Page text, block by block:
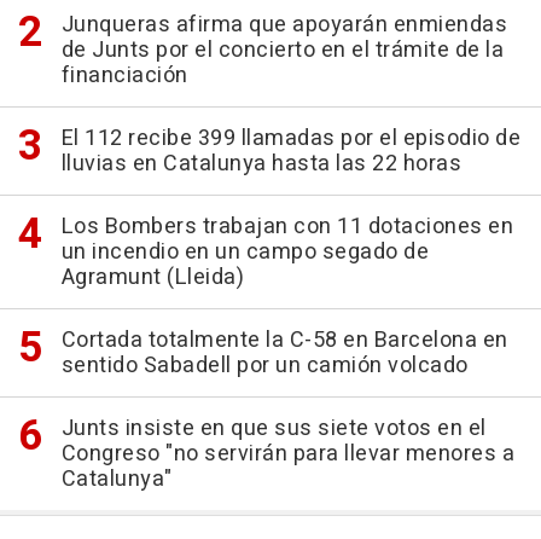
Junqueras afirma que apoyarán enmiendas
de Junts por el concierto en el trámite de la
financiación
El 112 recibe 399 llamadas por el episodio de
lluvias en Catalunya hasta las 22 horas
Los Bombers trabajan con 11 dotaciones en
un incendio en un campo segado de
Agramunt (Lleida)
Cortada totalmente la C-58 en Barcelona en
sentido Sabadell por un camión volcado
Junts insiste en que sus siete votos en el
Congreso "no servirán para llevar menores a
Catalunya"